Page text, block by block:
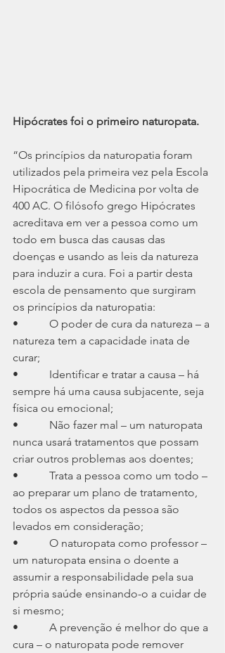
Hipócrates foi o primeiro naturopata.
“Os princípios da naturopatia foram
utilizados pela primeira vez pela Escola
Hipocrática de Medicina por volta de
400 AC. O filósofo grego Hipócrates
acreditava em ver a pessoa como um
todo em busca das causas das
doenças e usando as leis da natureza
para induzir a cura. Foi a partir desta
escola de pensamento que surgiram
os princípios da naturopatia:
•           O poder de cura da natureza – a
natureza tem a capacidade inata de
curar;
•           Identificar e tratar a causa – há
sempre há uma causa subjacente, seja
física ou emocional;
•           Não fazer mal – um naturopata
nunca usará tratamentos que possam
criar outros problemas aos doentes;
•           Trata a pessoa como um todo –
ao preparar um plano de tratamento,
todos os aspectos da pessoa são
levados em consideração;
•           O naturopata como professor –
um naturopata ensina o doente a
assumir a responsabilidade pela sua
própria saúde ensinando-o a cuidar de
si mesmo;
•           A prevenção é melhor do que a
cura – o naturopata pode remover